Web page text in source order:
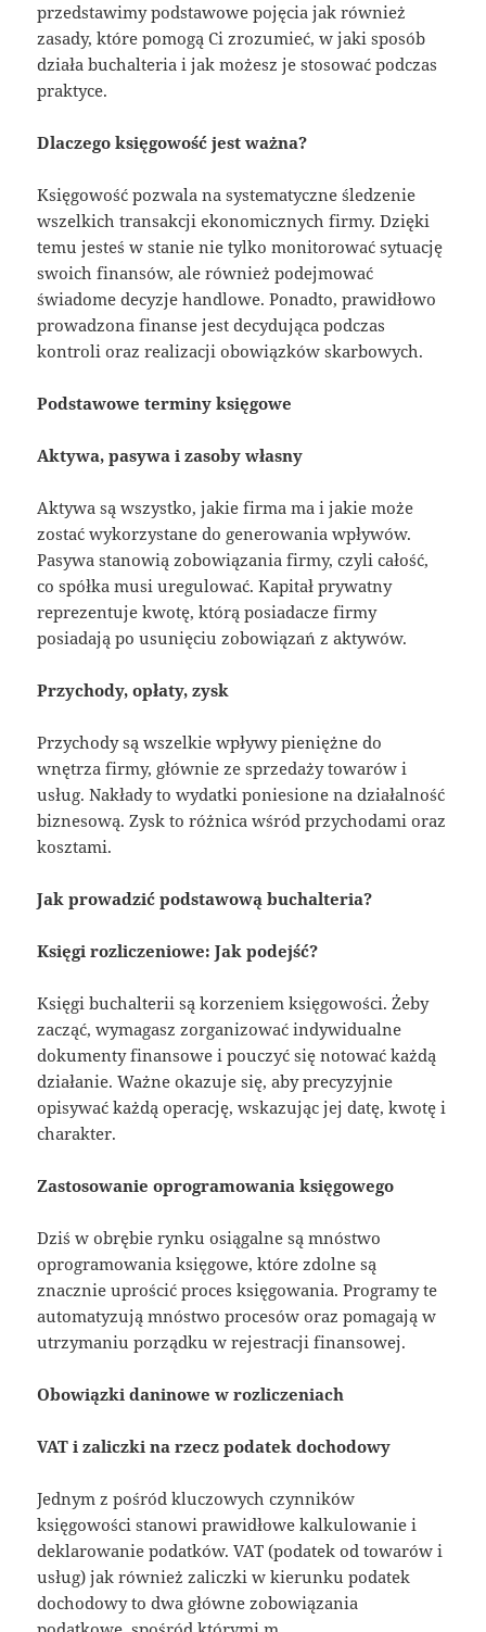
przedstawimy podstawowe pojęcia jak również
zasady, które pomogą Ci zrozumieć, w jaki sposób
działa buchalteria i jak możesz je stosować podczas
praktyce.
Dlaczego księgowość jest ważna?
Księgowość pozwala na systematyczne śledzenie
wszelkich transakcji ekonomicznych firmy. Dzięki
temu jesteś w stanie nie tylko monitorować sytuację
swoich finansów, ale również podejmować
świadome decyzje handlowe. Ponadto, prawidłowo
prowadzona finanse jest decydująca podczas
kontroli oraz realizacji obowiązków skarbowych.
Podstawowe terminy księgowe
Aktywa, pasywa i zasoby własny
Aktywa są wszystko, jakie firma ma i jakie może
zostać wykorzystane do generowania wpływów.
Pasywa stanowią zobowiązania firmy, czyli całość,
co spółka musi uregulować. Kapitał prywatny
reprezentuje kwotę, którą posiadacze firmy
posiadają po usunięciu zobowiązań z aktywów.
Przychody, opłaty, zysk
Przychody są wszelkie wpływy pieniężne do
wnętrza firmy, głównie ze sprzedaży towarów i
usług. Nakłady to wydatki poniesione na działalność
biznesową. Zysk to różnica wśród przychodami oraz
kosztami.
Jak prowadzić podstawową buchalteria?
Księgi rozliczeniowe: Jak podejść?
Księgi buchalterii są korzeniem księgowości. Żeby
zacząć, wymagasz zorganizować indywidualne
dokumenty finansowe i pouczyć się notować każdą
działanie. Ważne okazuje się, aby precyzyjnie
opisywać każdą operację, wskazując jej datę, kwotę i
charakter.
Zastosowanie oprogramowania księgowego
Dziś w obrębie rynku osiągalne są mnóstwo
oprogramowania księgowe, które zdolne są
znacznie uprościć proces księgowania. Programy te
automatyzują mnóstwo procesów oraz pomagają w
utrzymaniu porządku w rejestracji finansowej.
Obowiązki daninowe w rozliczeniach
VAT i zaliczki na rzecz podatek dochodowy
Jednym z pośród kluczowych czynników
księgowości stanowi prawidłowe kalkulowanie i
deklarowanie podatków. VAT (podatek od towarów i
usług) jak również zaliczki w kierunku podatek
dochodowy to dwa główne zobowiązania